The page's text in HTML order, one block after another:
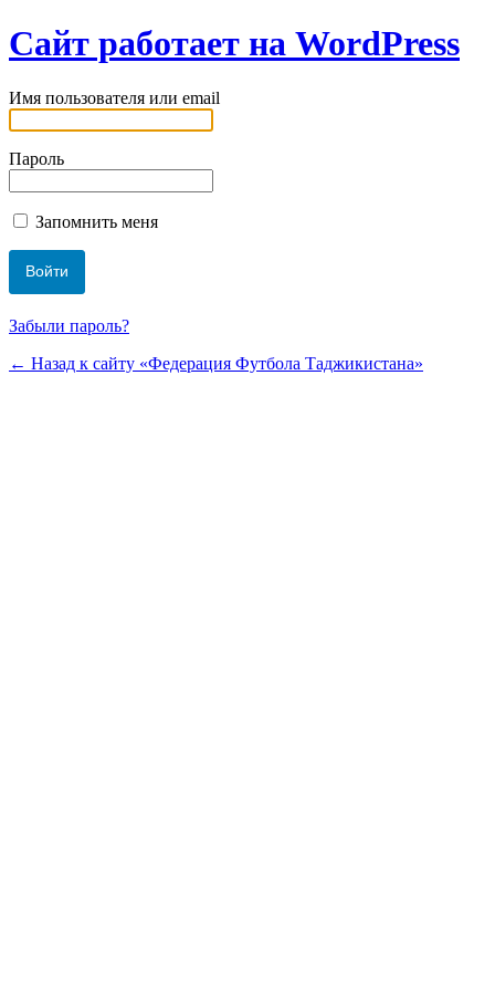
Сайт работает на WordPress
Имя пользователя или email
Пароль
Запомнить меня
Забыли пароль?
← Назад к сайту «Федерация Футбола Таджикистана»